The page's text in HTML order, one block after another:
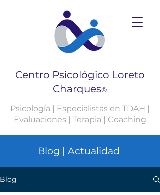
Centro Psicológico Loreto
Charques®
Psicología | Especialistas en TDAH |
Evaluaciones | Terapia | Coaching
Blog | Actualidad
Blog